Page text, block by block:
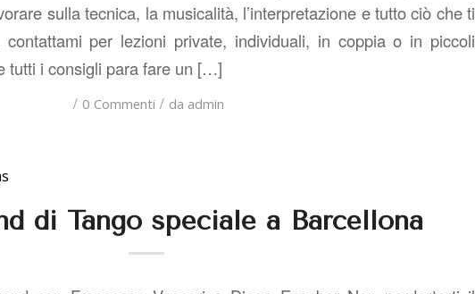
sulla tecnica, la musicalità, l’interpretazione e tutto ciò che ti
contattami per lezioni private, individuali, in coppia o in piccoli
tutti i consigli para fare un […]
/ 0 Commenti / da admin
di Tango speciale a Barcellona